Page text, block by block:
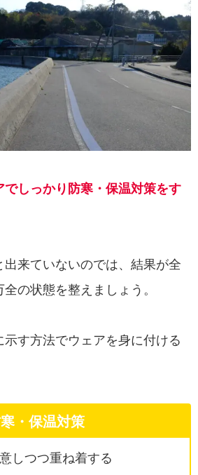
でしっかり防寒・保温対策をす
出来ていないのでは、結果が全
の状態を整えましょう。
す方法でウェアを身に付ける
・保温対策
しつつ重ね着する